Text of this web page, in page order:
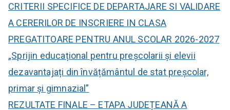
CRITERII SPECIFICE DE DEPARTAJARE SI VALIDARE
A CERERILOR DE INSCRIERE IN CLASA
PREGATITOARE PENTRU ANUL SCOLAR 2026-2027
„Sprijin educațional pentru preșcolarii și elevii
dezavantajați din învățământul de stat preșcolar,
primar și gimnazial”
REZULTATE FINALE – ETAPA JUDEȚEANĂ A